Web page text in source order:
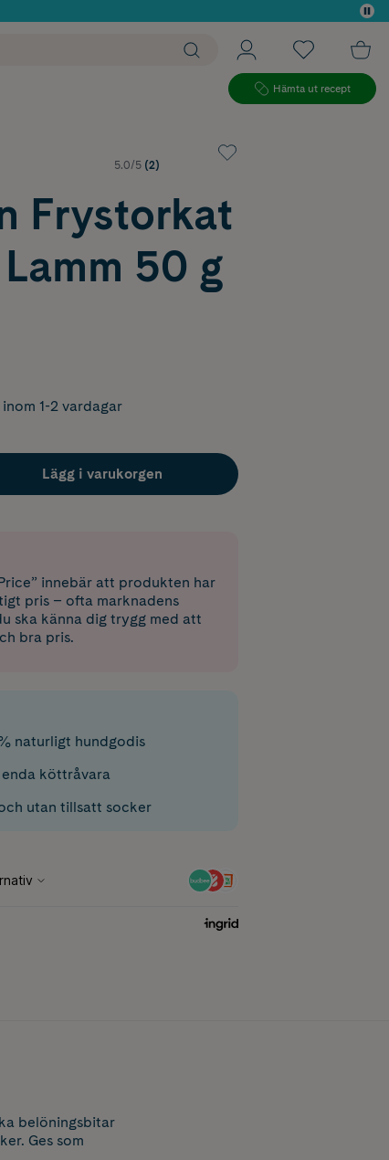
Hämta ut recept
5.0/5 (2)
Frystorkat
50 g
1-2 vardagar
Lägg i varukorgen
innebär att produkten har
pris – ofta marknadens
ska känna dig trygg med att
bra pris.
naturligt hundgodis
köttråvara
utan tillsatt socker
belöningsbitar
Ges som